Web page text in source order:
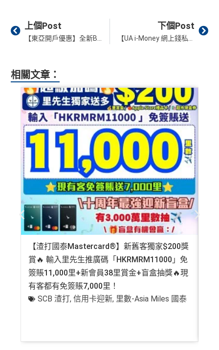
飲食優惠全集：
AE美膳會及餐廳優惠合集/AE買一送
一
❎缺點
年費$9,500無得豁免
海外簽賬手續費小貴，有2%收費(其他卡做緊1至1.9
5%)
平日簽賬HK$9=1里，儲里數嚟講唔算吸引
轉換成飛行里數手續費每次HK$400
查看更多信用卡詳情及分析...
Prev
上個Post 下個Post
相關文章：
【渣打國泰Mastercard®】新舊客獨家$200獎
賞🔥 輸入里先生推廣碼「HKRMRM11000」免
簽賬11,000里+新會員38里賞金+盲盒抽獎🔥現
有客都有免簽賬7,000里！
SCB 渣打,信用卡迎新, 里數-Asia Miles 國泰